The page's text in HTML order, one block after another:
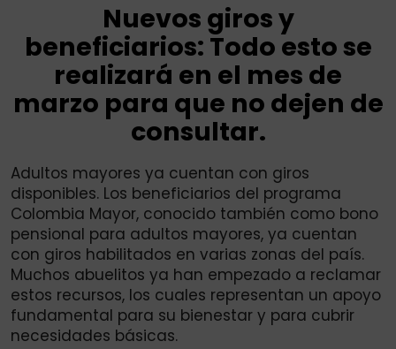
Nuevos giros y
beneficiarios: Todo esto se
realizará en el mes de
marzo para que no dejen de
consultar.
Adultos mayores ya cuentan con giros
disponibles. Los beneficiarios del programa
Colombia Mayor, conocido también como bono
pensional para adultos mayores, ya cuentan
con giros habilitados en varias zonas del país.
Muchos abuelitos ya han empezado a reclamar
estos recursos, los cuales representan un apoyo
fundamental para su bienestar y para cubrir
necesidades básicas.